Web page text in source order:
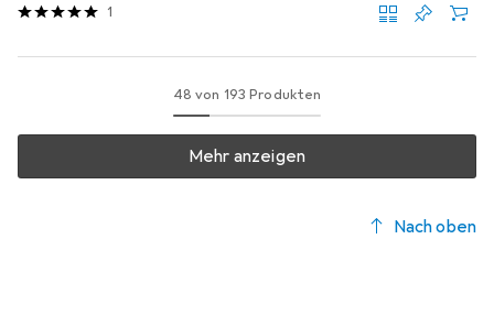
1
48 von 193 Produkten
Mehr anzeigen
Nach oben